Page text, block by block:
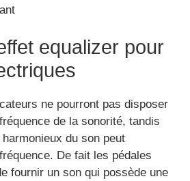
equalizer pour
ne pourront pas disposer
de la sonorité, tandis
harmonieux du son peut
De fait les pédales
fournir un son qui possède une